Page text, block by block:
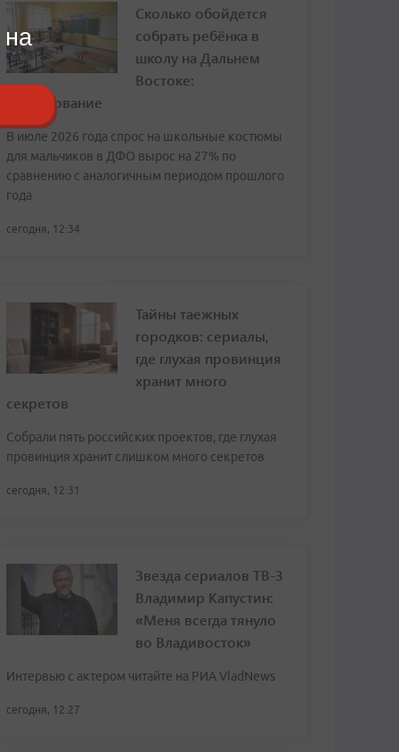
Сколько обойдется
собрать ребёнка в
школу на Дальнем
Востоке:
исследование
В июле 2026 года спрос на школьные костюмы
для мальчиков в ДФО вырос на 27% по
сравнению с аналогичным периодом прошлого
года
сегодня, 12:34
Тайны таежных
городков: сериалы,
где глухая провинция
хранит много
секретов
Собрали пять российских проектов, где глухая
провинция хранит слишком много секретов
сегодня, 12:31
Звезда сериалов ТВ-3
Владимир Капустин:
«Меня всегда тянуло
во Владивосток»
Интервью с актером читайте на РИА VladNews
сегодня, 12:27